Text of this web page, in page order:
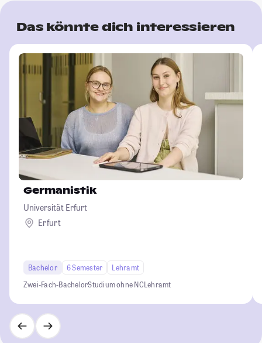
Das könnte dich interessieren
Germanistik
Universität Erfurt
Erfurt
Bachelor 6 Semester
Lehramt
Zwei-Fach-BachelorStudium ohne NCLehramt